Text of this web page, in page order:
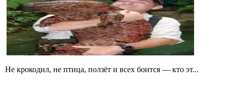
Не крокодил, не птица, ползёт и всех боится — кто эт...